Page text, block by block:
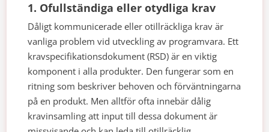
1. Ofullständiga eller otydliga krav
Dåligt kommunicerade eller otillräckliga krav är
vanliga problem vid utveckling av programvara. Ett
kravspecifikationsdokument (RSD) är en viktig
komponent i alla produkter. Den fungerar som en
ritning som beskriver behoven och förväntningarna
på en produkt. Men alltför ofta innebär dålig
kravinsamling att input till dessa dokument är